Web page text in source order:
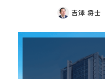
吉澤 将士